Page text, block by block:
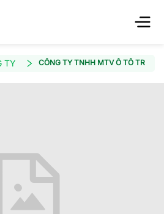
TY CÔNG TY TNHH MTV Ô TÔ